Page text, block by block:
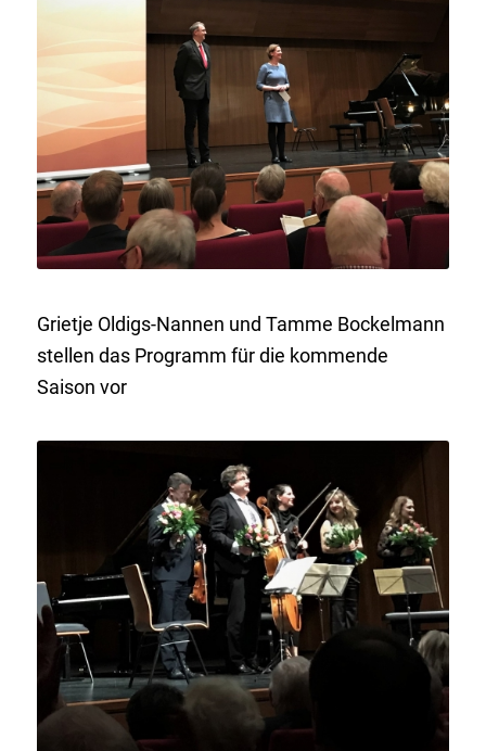
Grietje Oldigs-Nannen und Tamme Bockelmann
stellen das Programm für die kommende
Saison vor